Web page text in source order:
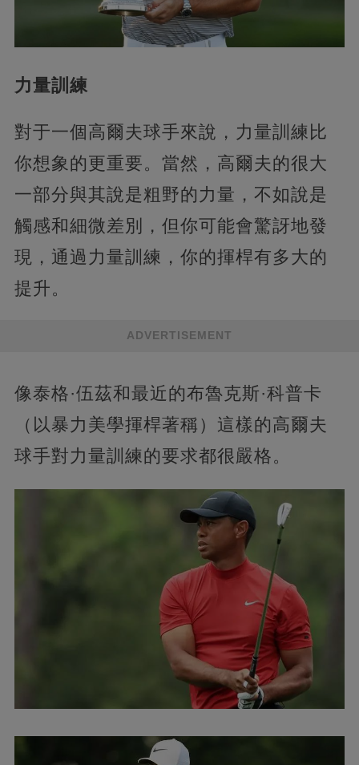
力量訓練
對于一個高爾夫球手來說，力量訓練比
你想象的更重要。當然，高爾夫的很大
一部分與其說是粗野的力量，不如說是
觸感和細微差別，但你可能會驚訝地發
現，通過力量訓練，你的揮桿有多大的
提升。
ADVERTISEMENT
像泰格·伍茲和最近的布魯克斯·科普卡
（以暴力美學揮桿著稱）這樣的高爾夫
球手對力量訓練的要求都很嚴格。